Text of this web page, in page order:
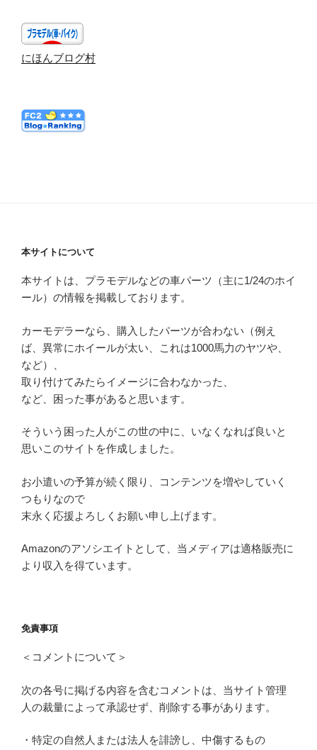
にほんブログ村
本サイトについて
本サイトは、プラモデルなどの車パーツ（主に1/24のホイ
ール）の情報を掲載しております。
カーモデラーなら、購入したパーツが合わない（例え
ば、異常にホイールが太い、これは1000馬力のヤツや、
など）、
取り付けてみたらイメージに合わなかった、
など、困った事があると思います。
そういう困った人がこの世の中に、いなくなれば良いと
思いこのサイトを作成しました。
お小遣いの予算が続く限り、コンテンツを増やしていく
つもりなので
末永く応援よろしくお願い申し上げます。
Amazonのアソシエイトとして、当メディアは適格販売に
より収入を得ています。
免責事項
＜コメントについて＞
次の各号に掲げる内容を含むコメントは、当サイト管理
人の裁量によって承認せず、削除する事があります。
・特定の自然人または法人を誹謗し、中傷するもの